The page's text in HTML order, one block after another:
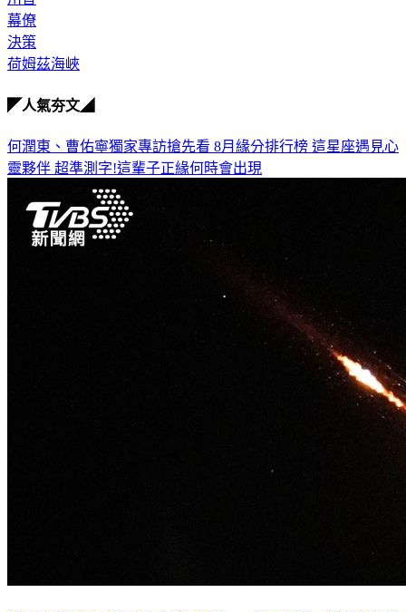
幕僚
決策
荷姆茲海峽
◤人氣夯文◢
何潤東、曹佑寧獨家專訪搶先看 8月緣分排行榜 這星座遇見心
靈夥伴 超準測字!這輩子正緣何時會出現